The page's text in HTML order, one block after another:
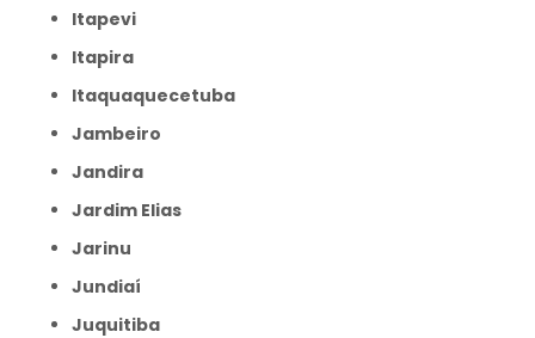
Itapevi
Itapira
Itaquaquecetuba
Jambeiro
Jandira
Jardim Elias
Jarinu
Jundiaí
Juquitiba